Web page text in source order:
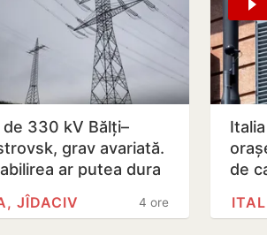
de 330 kV Bălți–
grav avariată.
ar putea dura
7 zile
4 ore
JÎDACIV
de